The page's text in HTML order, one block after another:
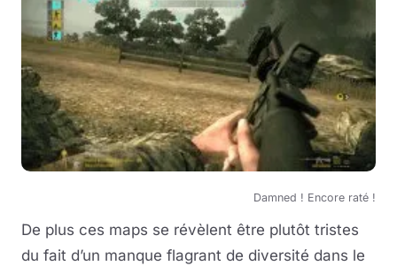
Damned ! Encore raté !
De plus ces maps se révèlent être plutôt tristes
du fait d’un manque flagrant de diversité dans le